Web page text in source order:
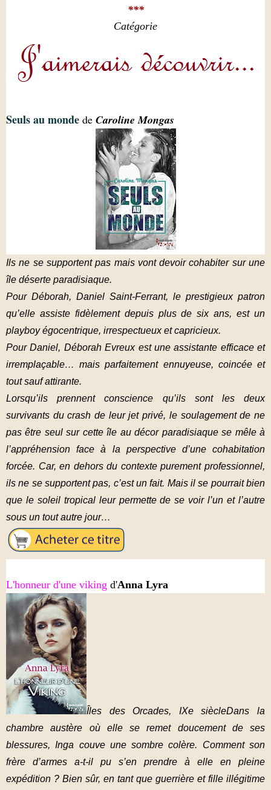
***
Catégorie
Seuls au monde de Caroline Mongas
Ils ne se supportent pas mais vont devoir cohabiter sur une
île déserte paradisiaque.
Pour Déborah, Daniel Saint-Ferrant, le prestigieux patron
qu’elle assiste fidèlement depuis plus de six ans, est un
playboy égocentrique, irrespectueux et capricieux.
Pour Daniel, Déborah Evreux est une assistante efficace et
irremplaçable… mais parfaitement ennuyeuse, coincée et
tout sauf attirante.
Lorsqu’ils prennent conscience qu’ils sont les deux
survivants du crash de leur jet privé, le soulagement de ne
pas être seul sur cette île au décor paradisiaque se mêle à
l’appréhension face à la perspective d’une cohabitation
forcée. Car, en dehors du contexte purement professionnel,
ils ne se supportent pas, c’est un fait. Mais il se pourrait bien
que le soleil tropical leur permette de se voir l’un et l’autre
sous un tout autre jour…
L'honneur d'une viking d'Anna Lyra
Îles des Orcades, IXe siècleDans la
chambre austère où elle se remet doucement de ses
blessures, Inga couve une sombre colère. Comment son
frère d’armes a-t-il pu s’en prendre à elle en pleine
expédition ? Bien sûr, en tant que guerrière et fille illégitime